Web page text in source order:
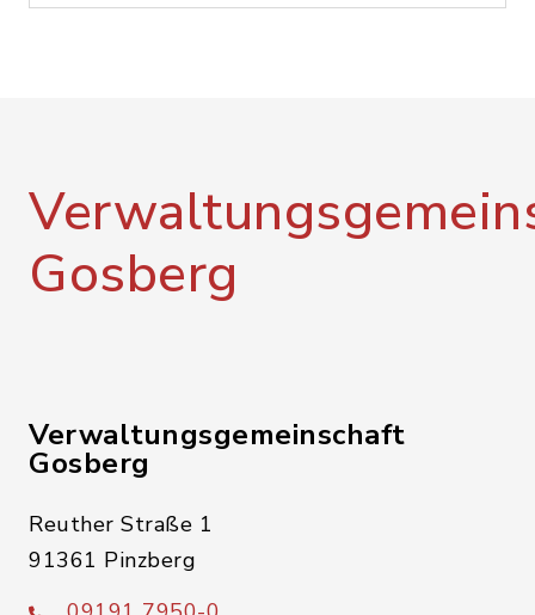
Gosberg
Verwaltungsgemeinschaft
Gosberg
Reuther Straße 1
91361 Pinzberg